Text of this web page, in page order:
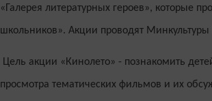
«Галерея литературных героев», которые
школьников». Акции проводят
Цель акции «Кинолето» - познакомить
просмотра тематических фильмов и их